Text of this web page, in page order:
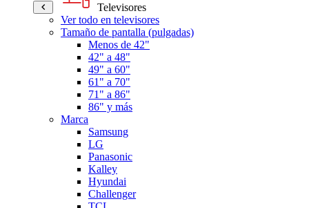
Televisores
Ver todo en televisores
Tamaño de pantalla (pulgadas)
Menos de 42"
42" a 48"
49" a 60"
61" a 70"
71" a 86"
86" y más
Marca
Samsung
LG
Panasonic
Kalley
Hyundai
Challenger